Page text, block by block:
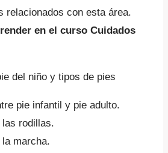
relacionados con esta área.
en el curso Cuidados
del niño y tipos de pies
pie infantil y pie adulto.
las rodillas.
la marcha.